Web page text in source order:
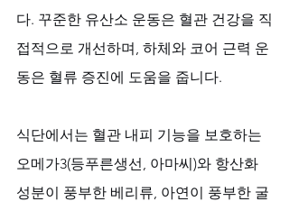
다. 꾸준한 유산소 운동은 혈관 건강을 직
접적으로 개선하며, 하체와 코어 근력 운
동은 혈류 증진에 도움을 줍니다.
식단에서는 혈관 내피 기능을 보호하는
오메가3(등푸른생선, 아마씨)와 항산화
성분이 풍부한 베리류, 아연이 풍부한 굴